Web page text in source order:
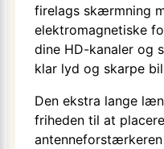
firelags skærmning
elektromagnetiske
dine HD-kanaler og
klar lyd og skarpe
Den ekstra lange
friheden til at placere